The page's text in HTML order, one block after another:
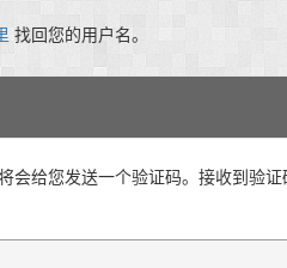
找回您的用户名。
会给您发送一个验证码。接收到验